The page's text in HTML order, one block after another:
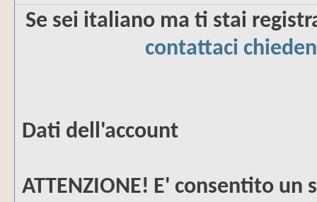
Se sei italiano ma ti stai
contattaci
Dati dell'account
ATTENZIONE! E' consentito un